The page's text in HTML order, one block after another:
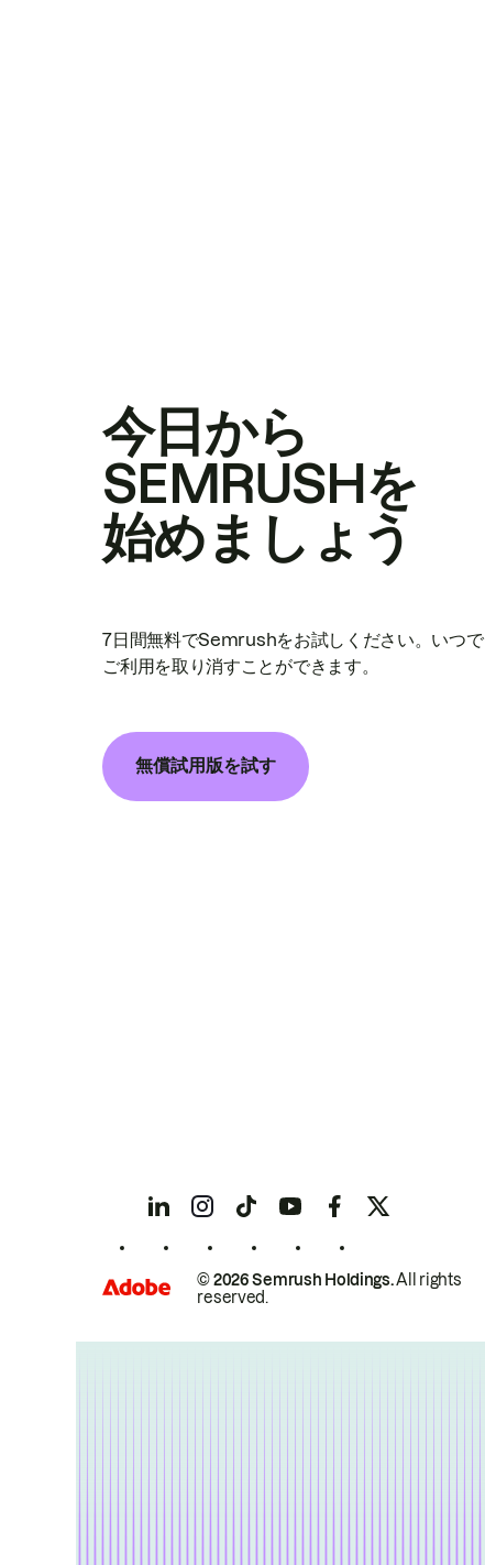
今日から
SEMRUSHを
始めましょう
7日間無料でSemrushをお試しください。いつ
ご利用を取り消すことができます。
無償試用版を試す
© 2026 Semrush Holdings.All rights
reserved.